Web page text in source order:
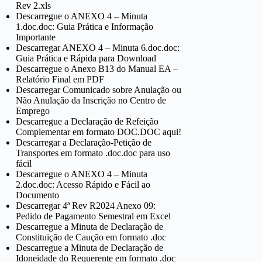
Rev 2.xls
Descarregue o ANEXO 4 – Minuta
1.doc.doc: Guia Prática e Informação
Importante
Descarregar ANEXO 4 – Minuta 6.doc.doc:
Guia Prática e Rápida para Download
Descarregue o Anexo B13 do Manual EA –
Relatório Final em PDF
Descarregar Comunicado sobre Anulação ou
Não Anulação da Inscrição no Centro de
Emprego
Descarregue a Declaração de Refeição
Complementar em formato DOC.DOC aqui!
Descarregar a Declaração-Petição de
Transportes em formato .doc.doc para uso
fácil
Descarregue o ANEXO 4 – Minuta
2.doc.doc: Acesso Rápido e Fácil ao
Documento
Descarregar 4ª Rev R2024 Anexo 09:
Pedido de Pagamento Semestral em Excel
Descarregue a Minuta de Declaração de
Constituição de Caução em formato .doc
Descarregue a Minuta de Declaração de
Idoneidade do Requerente em formato .doc